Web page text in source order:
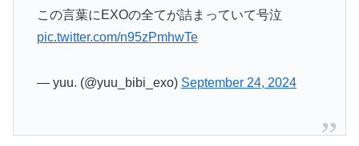
この言葉にEXOの全てが詰まっていて号泣
pic.twitter.com/n95zPmhwTe
— yuu. (@yuu_bibi_exo) September 24, 2024